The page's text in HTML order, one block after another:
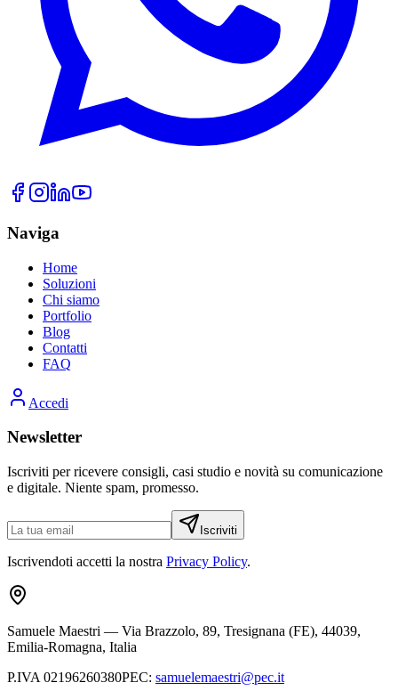
Naviga
Home
Soluzioni
Chi siamo
Portfolio
Blog
Contatti
FAQ
Accedi
Newsletter
Iscriviti per ricevere consigli, casi studio e novità su comunicazione
e digitale. Niente spam, promesso.
Iscriviti
Iscrivendoti accetti la nostra Privacy Policy.
Samuele Maestri — Via Brazzolo, 89, Tresignana (FE), 44039,
Emilia-Romagna, Italia
P.IVA 02196260380PEC: samuelemaestri@pec.it